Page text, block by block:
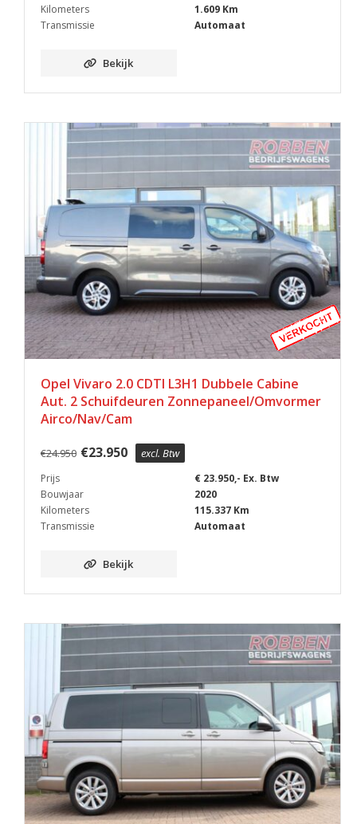
Kilometers
1.609 Km
Transmissie
Automaat
Bekijk
Opel Vivaro 2.0 CDTI L3H1 Dubbele Cabine
Aut. 2 Schuifdeuren Zonnepaneel/Omvormer
Airco/Nav/Cam
€24.950 €23.950 excl. Btw
Prijs
€ 23.950,- Ex. Btw
Bouwjaar
2020
Kilometers
115.337 Km
Transmissie
Automaat
Bekijk